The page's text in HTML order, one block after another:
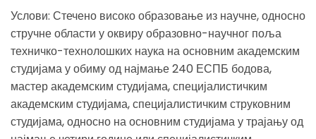
Услови: Стечено високо образовање из научне, односно
стручне области у оквиру образовно-научног поља
техничко-технолошких наука на основним академским
студијама у обиму од најмање 240 ЕСПБ бодова,
мастер академским студијама, специјалистичким
академским студијама, специјалистичким струковним
студијама, односно на основним студијама у трајању од